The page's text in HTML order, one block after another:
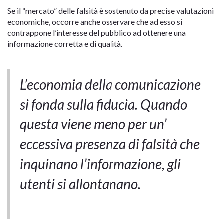
Se il “mercato” delle falsità è sostenuto da precise valutazioni
economiche, occorre anche osservare che ad esso si
contrappone l’interesse del pubblico ad ottenere una
informazione corretta e di qualità.
L’economia della comunicazione
si fonda sulla fiducia. Quando
questa viene meno per un’
eccessiva presenza di falsità che
inquinano l’informazione, gli
utenti si allontanano.